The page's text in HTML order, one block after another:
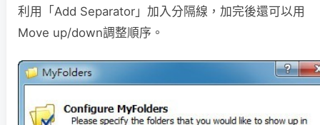
利用「Add Separator」加入分隔線，加完後還可以用
Move up/down調整順序。